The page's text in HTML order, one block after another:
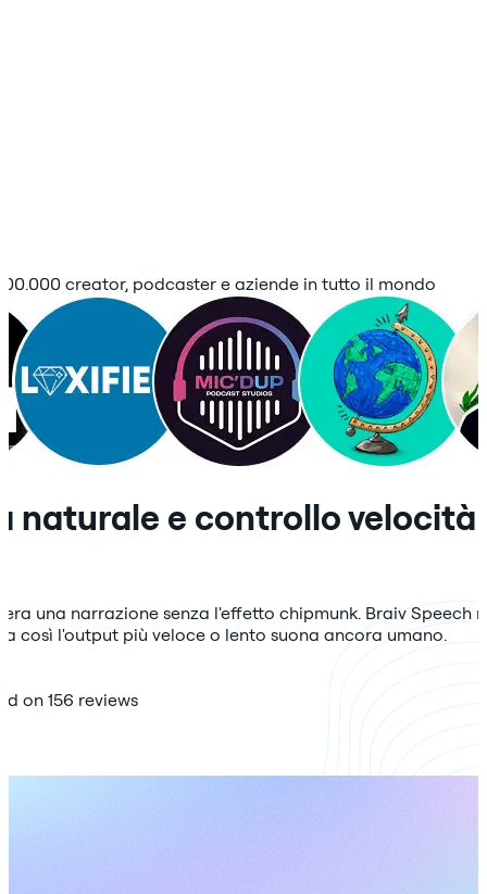
creator, podcaster e aziende in tutto il mondo
naturale e controllo velocità
una narrazione senza l'effetto chipmunk. Braiv Speech
così l'output più veloce o lento suona ancora umano.
on 156 reviews